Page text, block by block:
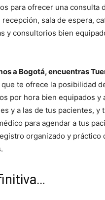
para ofrecer una consulta
recepción, sala de espera,
y consultorios bien
a Bogotá, encuentras
te ofrece la posibilidad
por hora bien equipados y
y a las de tus pacientes, y
para agendar a tus
organizado y práctico